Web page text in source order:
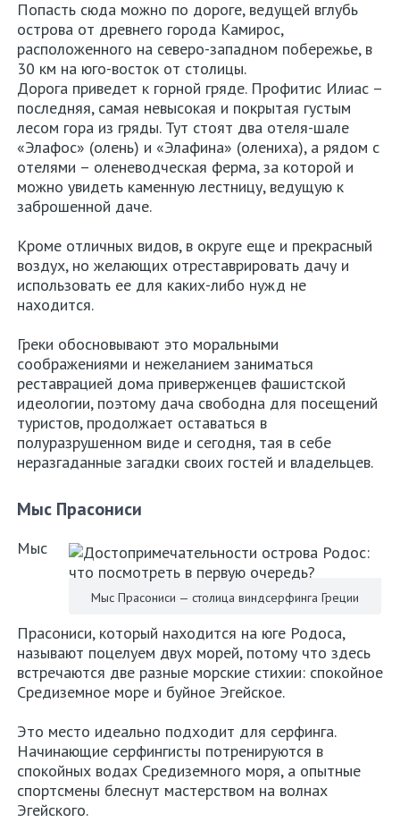
Попасть сюда можно по дороге, ведущей вглубь
острова от древнего города Камирос,
расположенного на северо-западном побережье, в
30 км на юго-восток от столицы.
Дорога приведет к горной гряде. Профитис Илиас –
последняя, самая невысокая и покрытая густым
лесом гора из гряды. Тут стоят два отеля-шале
«Элафос» (олень) и «Элафина» (олениха), а рядом с
отелями – оленеводческая ферма, за которой и
можно увидеть каменную лестницу, ведущую к
заброшенной даче.
Кроме отличных видов, в округе еще и прекрасный
воздух, но желающих отреставрировать дачу и
использовать ее для каких-либо нужд не
находится.
Греки обосновывают это моральными
соображениями и нежеланием заниматься
реставрацией дома приверженцев фашистской
идеологии, поэтому дача свободна для посещений
туристов, продолжает оставаться в
полуразрушенном виде и сегодня, тая в себе
неразгаданные загадки своих гостей и владельцев.
Мыс Прасониси
Мыс Прасониси — столица виндсерфинга Греции
Мыс
Прасониси, который находится на юге Родоса,
называют поцелуем двух морей, потому что здесь
встречаются две разные морские стихии: спокойное
Средиземное море и буйное Эгейское.
Это место идеально подходит для серфинга.
Начинающие серфингисты потренируются в
спокойных водах Средиземного моря, а опытные
спортсмены блеснут мастерством на волнах
Эгейского.